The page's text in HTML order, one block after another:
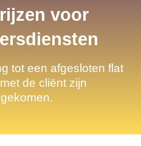
voor
tot een afgesloten flat
de cliënt zijn